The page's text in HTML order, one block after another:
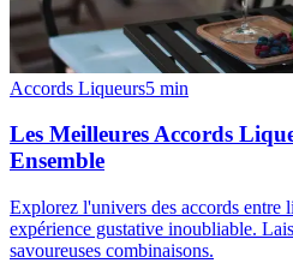
Accords Liqueurs5 min
Les Meilleures Accords
Ensemble
Explorez l'univers des accords entre
expérience gustative inoubliable.
savoureuses combinaisons.